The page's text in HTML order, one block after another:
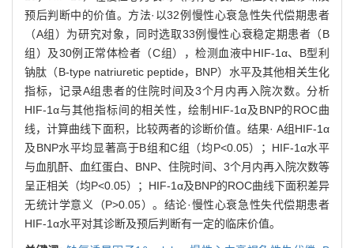
预后判断中的价值。方法·以32例慢性心衰急性失代偿期患者
（A组）为研究对象，同时选取33例慢性心衰稳定期患者（B
组）及30例正常体检者（C组），检测血液中HIF-1α、B型利
钠肽（B-type natriuretic peptide，BNP）水平及其他相关生化
指标，记录A组患者的住院时间及3个月内再入院次数。分析
HIF-1α与其他指标间的相关性，绘制HIF-1α及BNP的ROC曲
线，计算曲线下面积，比较两者的诊断价值。结果· A组HIF-1α
及BNP水平均显著高于B组和C组（均P<0.05）；HIF-1α水平
与血肌酐、血红蛋白、BNP、住院时间、3个月内再入院次数等
呈正相关（均P<0.05）；HIF-1α及BNP的ROC曲线下面积差异
无统计学意义（P>0.05）。结论·慢性心衰急性失代偿期患者
HIF-1α水平对其诊断及预后判断有一定的临床价值。